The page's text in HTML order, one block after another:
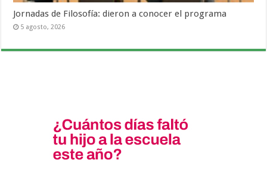
Jornadas de Filosofía: dieron a conocer el programa
5 agosto, 2026